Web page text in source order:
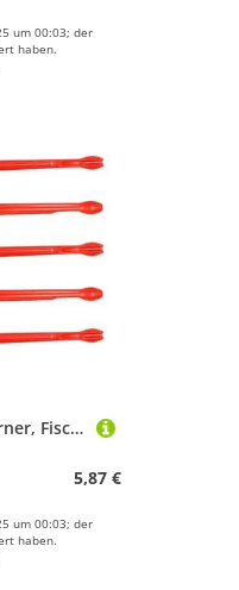
um 00:03; der
haben.
5 x Angelhaken-Entferner, Fisch-Dehooker-Zubehör, Snelled Hook Remover-Werkzeug, Süßwasser-Angelwerkzeug
5,87 €
um 00:03; der
haben.